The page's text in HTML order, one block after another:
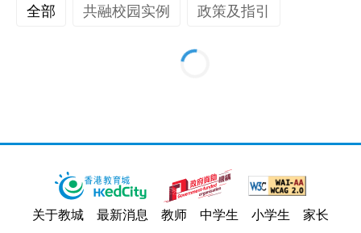
全部
共融校园实例 政策及指引
关于教城 最新消息 教师 中学生 小学生
家长